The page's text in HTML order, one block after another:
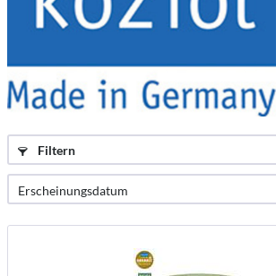
Filtern